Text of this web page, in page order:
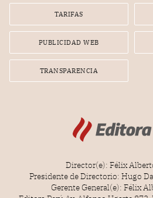
TARIFAS
PUBLICIDAD WEB
TRANSPARENCIA
Director(e): Félix
Presidente de Directorio: Hugo
Gerente General(e): Félix